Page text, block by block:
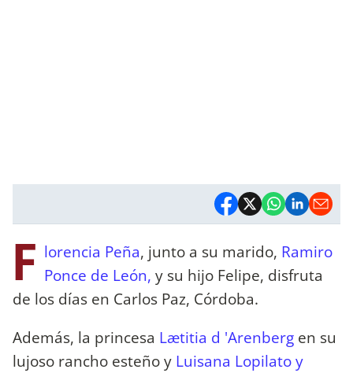
F lorencia Peña, junto a su marido, Ramiro
Ponce de León, y su hijo Felipe, disfruta
de los días en Carlos Paz, Córdoba.
Además, la princesa Lætitia d 'Arenberg en su
lujoso rancho esteño y Luisana Lopilato y